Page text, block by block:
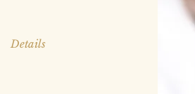
Details